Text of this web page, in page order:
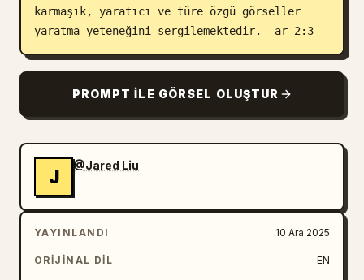
karmaşık, yaratıcı ve türe özgü görseller
yaratma yeteneğini sergilemektedir. –ar 2:3
PROMPT ILE GÖRSEL OLUŞTUR
J
@Jared Liu
YAYINLANDI 10 Ara 2025
ORIJINAL DIL EN